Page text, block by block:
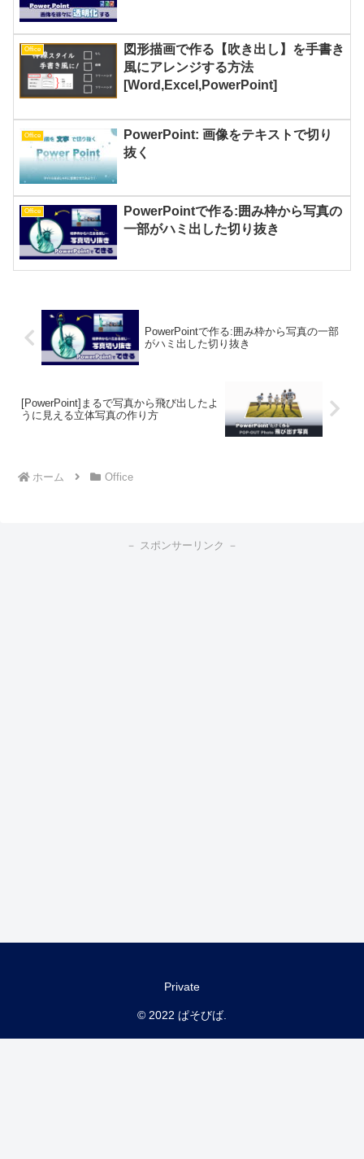
Office
図形描画で作る【吹き出し】を手書き
風にアレンジする方法
[Word,Excel,PowerPoint]
Office
PowerPoint: 画像をテキストで切り
抜く
Office
PowerPointで作る:囲み枠から写真の
一部がハミ出した切り抜き
PowerPointで作る:囲み枠から写真の一部
がハミ出した切り抜き
[PowerPoint]まるで写真から飛び出したよ
うに見える立体写真の作り方
ホーム Office
－ スポンサーリンク －
Private
© 2022 ぱそびば.